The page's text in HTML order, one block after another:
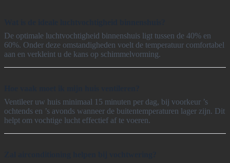
De optimale luchtvochtigheid binnenshuis ligt tussen de 40% en
60%. Onder deze omstandigheden voelt de temperatuur comfortabel
aan en verkleint u de kans op schimmelvorming.
Ventileer uw huis minimaal 15 minuten per dag, bij voorkeur ’s
ochtends en ’s avonds wanneer de buitentemperaturen lager zijn. Dit
helpt om vochtige lucht effectief af te voeren.